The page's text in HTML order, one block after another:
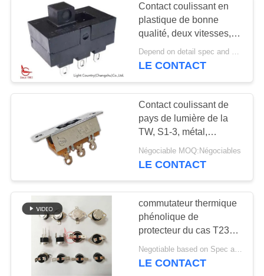
VISITE
D'USINE
CONTRÔLE
DE
QUALITÉ
CONTACTEZ-
NOUVELLES
Contact coulissant en
plastique de bonne
qualité, deux vitesses,
22*14*8mm, noir, UL
TUV, 16A 125V
Depend on detail spec and quantity. MOQ:1000pcs
LE CONTACT
Contact coulissant de
pays de lumière de la
TW, S1-3, métal,
résistance de la vie
30000 cycles
Négociable MOQ:Négociables
LE CONTACT
commutateur thermique
phénolique de
protecteur du cas T23
T24 KSD301 de VDE de
l'UL TUV de 16A 250V
Negotiable based on Spec and Qty. MOQ:1000pcs
LE CONTACT